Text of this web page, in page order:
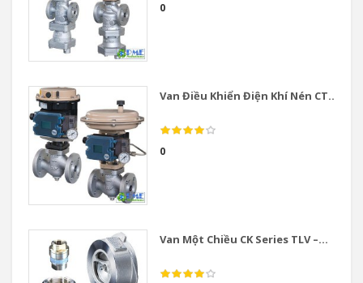
0
Van Điều Khiển Điện Khí Nén CT...
0
Van Một Chiều CK Series TLV –...